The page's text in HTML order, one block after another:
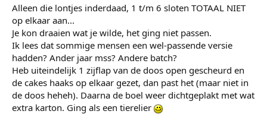
Alleen die lontjes inderdaad, 1 t/m 6 sloten TOTAAL NIET
op elkaar aan...
Je kon draaien wat je wilde, het ging niet passen.
Ik lees dat sommige mensen een wel-passende versie
hadden? Ander jaar mss? Andere batch?
Heb uiteindelijk 1 zijflap van de doos open gescheurd en
de cakes haaks op elkaar gezet, dan past het (maar niet in
de doos heheh). Daarna de boel weer dichtgeplakt met wat
extra karton. Ging als een tierelier